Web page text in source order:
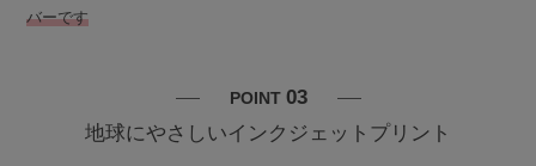
バーです
POINT 03
地球にやさしいインクジェットプリント